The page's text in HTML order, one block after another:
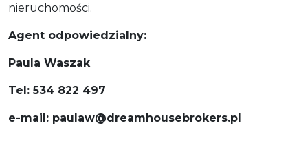
nieruchomości.
Agent odpowiedzialny:
Paula Waszak
Tel: 534 822 497
e-mail: paulaw@dreamhousebrokers.pl